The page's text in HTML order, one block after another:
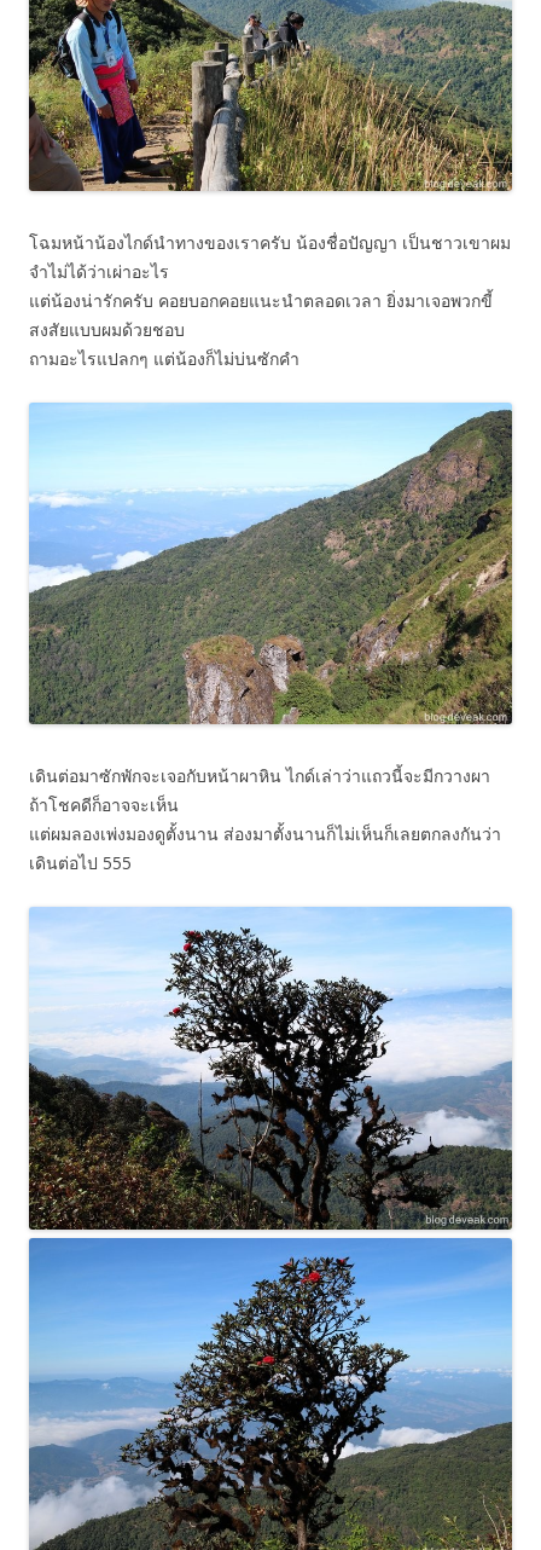
โฉมหน้าน้องไกด์นำทางของเราครับ น้องชื่อปัญญา เป็นชาวเขาผม
จำไม่ได้ว่าเผ่าอะไร
แต่น้องน่ารักครับ คอยบอกคอยแนะนำตลอดเวลา ยิ่งมาเจอพวกขี้
สงสัยแบบผมด้วยชอบ
ถามอะไรแปลกๆ แต่น้องก็ไม่บ่นซักคำ
เดินต่อมาซักพักจะเจอกับหน้าผาหิน ไกด์เล่าว่าแถวนี้จะมีกวางผา
ถ้าโชคดีก็อาจจะเห็น
แต่ผมลองเพ่งมองดูตั้งนาน ส่องมาตั้งนานก็ไม่เห็นก็เลยตกลงกันว่า
เดินต่อไป 555